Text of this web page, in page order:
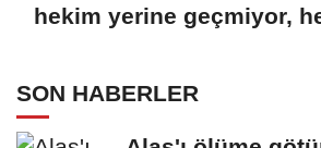
hekim yerine geçmiyor,
SON HABERLER